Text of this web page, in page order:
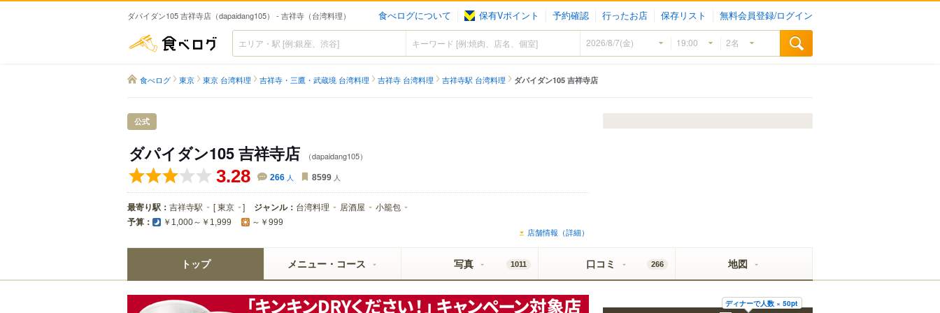
ダパイダン105 吉祥寺店（dapaidang105） - 吉祥寺（台湾料理） 食べログについて 保有Vポイント 予約確認 行ったお店 保存リスト 無料会員登録/ログイン
食べログ
食べログ 東京 東京 台湾料理 吉祥寺・三鷹・武蔵境 台湾料理 吉祥寺 台湾料理 吉祥寺駅 台湾料理 ダパイダン105 吉祥寺店
公式
ダパイダン105 吉祥寺店 （dapaidang105）
3.28 266 人 8599 人
最寄り駅： 吉祥寺駅 [東京 ] ジャンル： 台湾料理 居酒屋 小籠包
予算： ￥1,000～￥1,999 ～￥999
店舗情報（詳細）
トップ メニュー・コース 写真 1011 口コミ 266 地図
ディナーで人数 × 50pt